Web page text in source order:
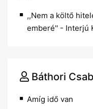
,,Nem a költő
emberé'' - Interjú
Báthori
Amíg idő van